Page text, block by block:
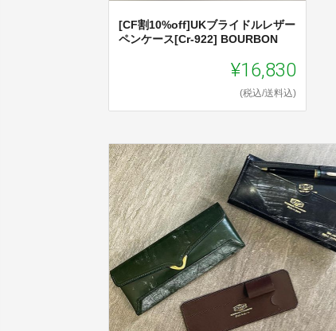
[CF割10%off]UKブライドルレザー
ペンケース[Cr-922] BOURBON
¥16,830
(税込/送料込)